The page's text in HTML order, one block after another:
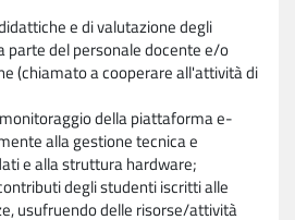
e di valutazione degli
parte del personale docente e/o
(chiamato a cooperare all'attività di
della piattaforma e-
alla gestione tecnica e
e alla struttura hardware;
degli studenti iscritti alle
usufruendo delle risorse/attività